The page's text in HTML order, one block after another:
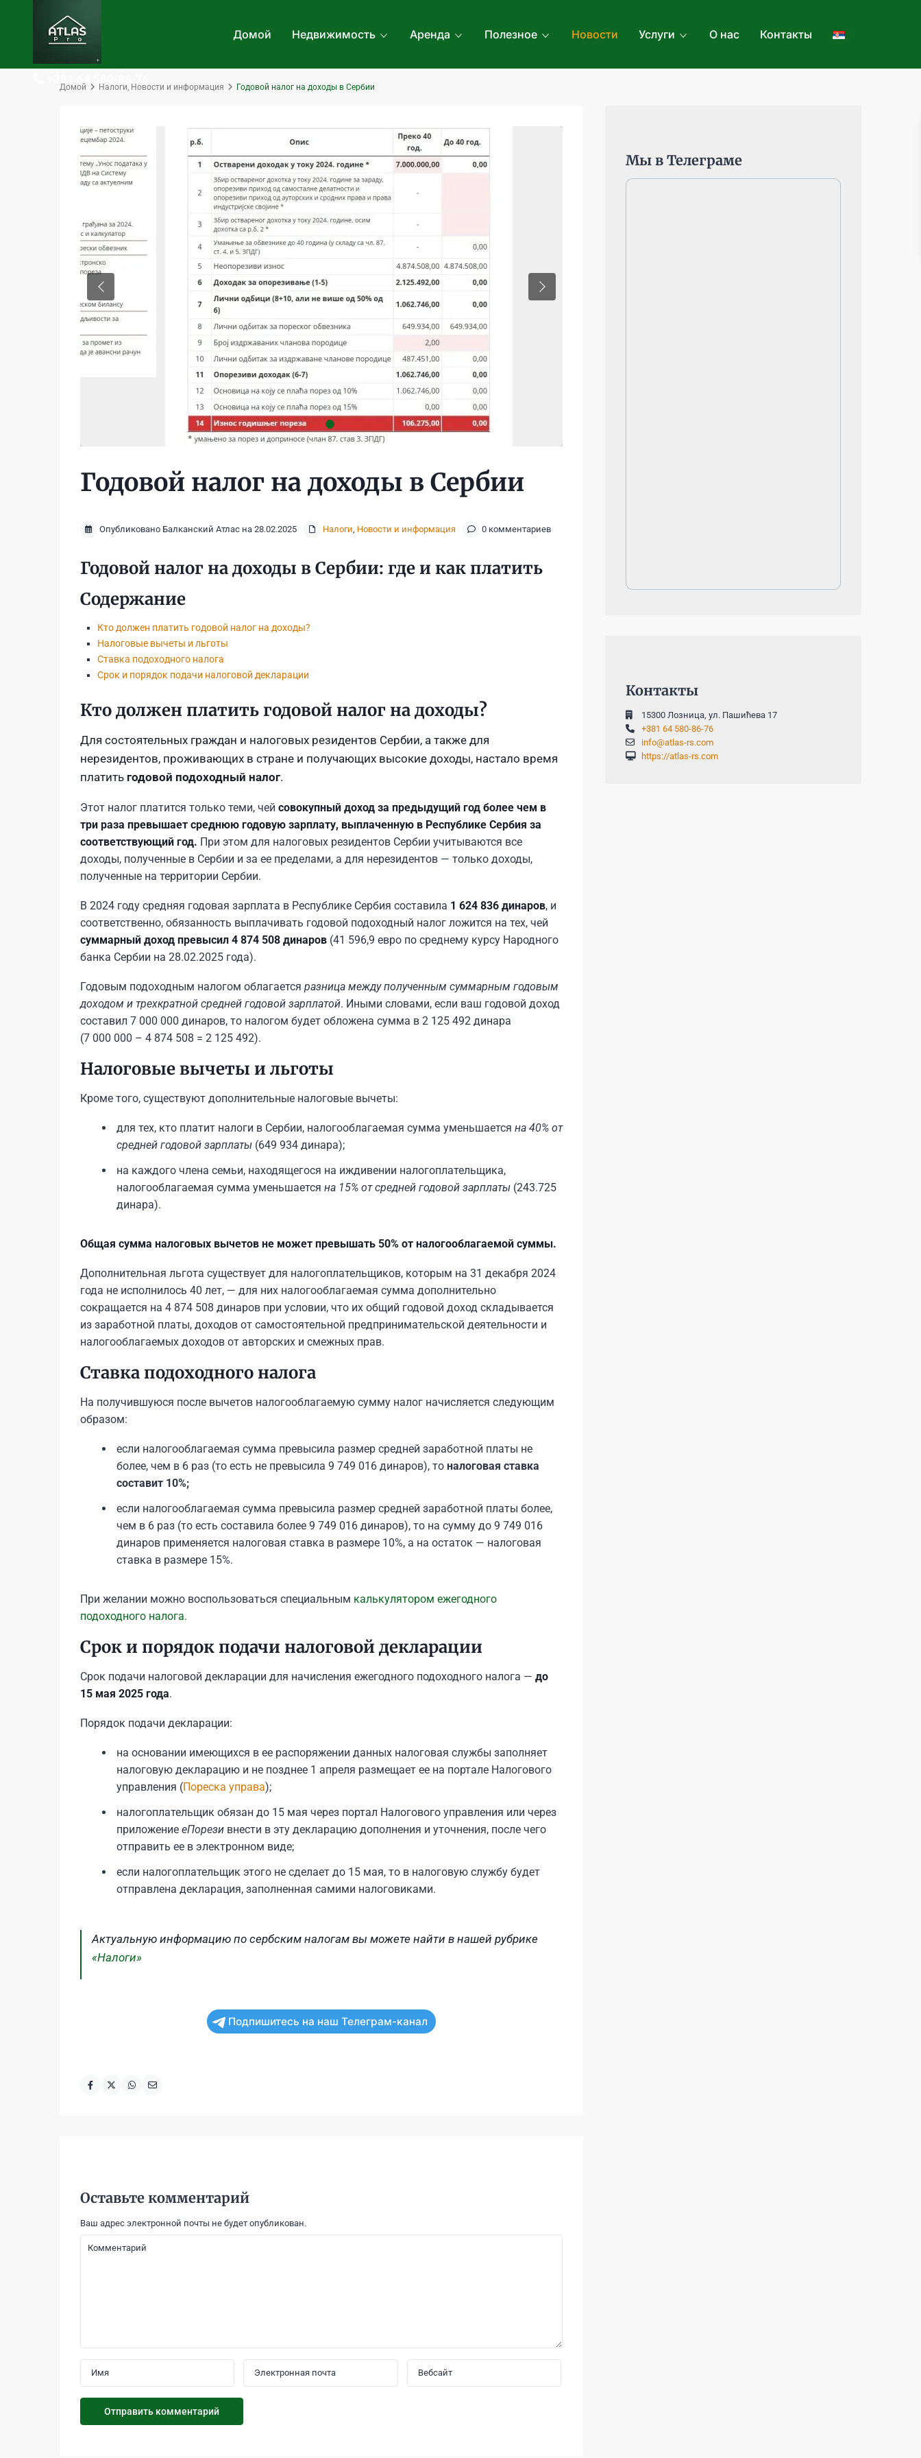
Домой Недвижимость Аренда Полезное Новости Услуги О нас Контакты
Домой Налоги, Новости и информация Годовой налог на доходы в Сербии
Previous Next
Годовой налог на доходы в Сербии
Опубликовано Балканский Атлас на 28.02.2025 Налоги, Новости и информация 0 комментариев
Годовой налог на доходы в Сербии: где и как платить
Содержание
Кто должен платить годовой налог на доходы?
Налоговые вычеты и льготы
Ставка подоходного налога
Срок и порядок подачи налоговой декларации
Кто должен платить годовой налог на доходы?
Для состоятельных граждан и налоговых резидентов Сербии, а также для
нерезидентов, проживающих в стране и получающих высокие доходы, настало время
платить годовой подоходный налог.
Этот налог платится только теми, чей совокупный доход за предыдущий год более чем в
три раза превышает среднюю годовую зарплату, выплаченную в Республике Сербия за
соответствующий год. При этом для налоговых резидентов Сербии учитываются все
доходы, полученные в Сербии и за ее пределами, а для нерезидентов — только доходы,
полученные на территории Сербии.
В 2024 году средняя годовая зарплата в Республике Сербия составила 1 624 836 динаров, и
соответственно, обязанность выплачивать годовой подоходный налог ложится на тех, чей
суммарный доход превысил 4 874 508 динаров (41 596,9 евро по среднему курсу Народного
банка Сербии на 28.02.2025 года).
Годовым подоходным налогом облагается разница между полученным суммарным годовым
доходом и трехкратной средней годовой зарплатой. Иными словами, если ваш годовой доход
составил 7 000 000 динаров, то налогом будет обложена сумма в 2 125 492 динара
(7 000 000 – 4 874 508 = 2 125 492).
Налоговые вычеты и льготы
Кроме того, существуют дополнительные налоговые вычеты:
для тех, кто платит налоги в Сербии, налогооблагаемая сумма уменьшается на 40% от
средней годовой зарплаты (649 934 динара);
на каждого члена семьи, находящегося на иждивении налогоплательщика,
налогооблагаемая сумма уменьшается на 15% от средней годовой зарплаты (243.725
динара).
Общая сумма налоговых вычетов не может превышать 50% от налогооблагаемой суммы.
Дополнительная льгота существует для налогоплательщиков, которым на 31 декабря 2024
года не исполнилось 40 лет, — для них налогооблагаемая сумма дополнительно
сокращается на 4 874 508 динаров при условии, что их общий годовой доход складывается
из заработной платы, доходов от самостоятельной предпринимательской деятельности и
налогооблагаемых доходов от авторских и смежных прав.
Ставка подоходного налога
На получившуюся после вычетов налогооблагаемую сумму налог начисляется следующим
образом:
если налогооблагаемая сумма превысила размер средней заработной платы не
более, чем в 6 раз (то есть не превысила 9 749 016 динаров), то налоговая ставка
составит 10%;
если налогооблагаемая сумма превысила размер средней заработной платы более,
чем в 6 раз (то есть составила более 9 749 016 динаров), то на сумму до 9 749 016
динаров применяется налоговая ставка в размере 10%, а на остаток — налоговая
ставка в размере 15%.
При желании можно воспользоваться специальным калькулятором ежегодного
подоходного налога.
Срок и порядок подачи налоговой декларации
Срок подачи налоговой декларации для начисления ежегодного подоходного налога — до
15 мая 2025 года.
Порядок подачи декларации:
на основании имеющихся в ее распоряжении данных налоговая службы заполняет
налоговую декларацию и не позднее 1 апреля размещает ее на портале Налогового
управления (Пореска управа);
налогоплательщик обязан до 15 мая через портал Налогового управления или через
приложение еПорези внести в эту декларацию дополнения и уточнения, после чего
отправить ее в электронном виде;
если налогоплательщик этого не сделает до 15 мая, то в налоговую службу будет
отправлена декларация, заполненная самими налоговиками.
Актуальную информацию по сербским налогам вы можете найти в нашей рубрике
«Налоги»
Подпишитесь на наш Телеграм-канал
Оставьте комментарий
Ваш адрес электронной почты не будет опубликован.
Мы в Телеграме
Контакты
15300 Лозница, ул. Пашићева 17
+381 64 580-86-76
info@atlas-rs.com
https://atlas-rs.com